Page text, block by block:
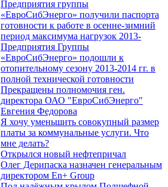
Предприятия группы
«ЕвроСибЭнерго» получили паспорта
готовности к работе в осенне-зимний
период максимума нагрузок 2013-
Предприятия Группы
«ЕвроСибЭнерго» подошли к
отопительному сезону 2013-2014 гг. в
полной технической готовности
Прекращены полномочия ген.
директора ОАО "ЕвроСибЭнерго"
Евгения Федорова
Я хочу уменьшить совокупный размер
платы за коммунальные услуги. Что
мне делать?
Открылся новый нефтепричал
Олег Дерипаска назначен генеральным
директором En+ Group